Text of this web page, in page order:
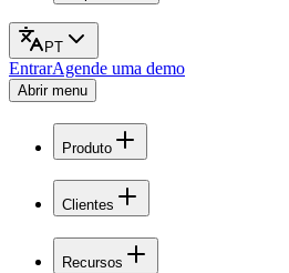
PT
EntrarAgende uma demo
Abrir menu
Produto
Clientes
Recursos